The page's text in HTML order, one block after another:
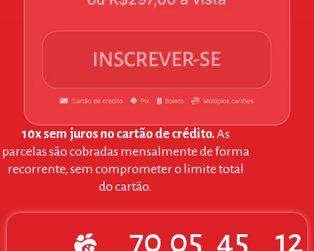
10x sem juros no cartão de crédito.As
parcelas são cobradas mensalmente de forma
recorrente, sem comprometer o limite total
do cartão.
70 05 45 10